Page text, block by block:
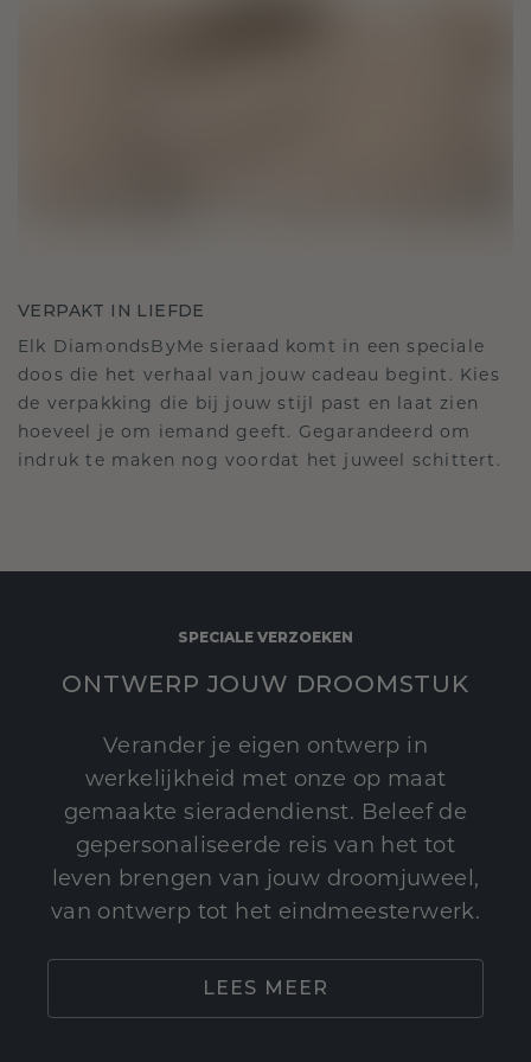
VERPAKT IN LIEFDE
Elk DiamondsByMe sieraad komt in een speciale
doos die het verhaal van jouw cadeau begint. Kies
de verpakking die bij jouw stijl past en laat zien
hoeveel je om iemand geeft. Gegarandeerd om
indruk te maken nog voordat het juweel schittert.
SPECIALE VERZOEKEN
ONTWERP JOUW DROOMSTUK
Verander je eigen ontwerp in
werkelijkheid met onze op maat
gemaakte sieradendienst. Beleef de
gepersonaliseerde reis van het tot
leven brengen van jouw droomjuweel,
van ontwerp tot het eindmeesterwerk.
LEES MEER